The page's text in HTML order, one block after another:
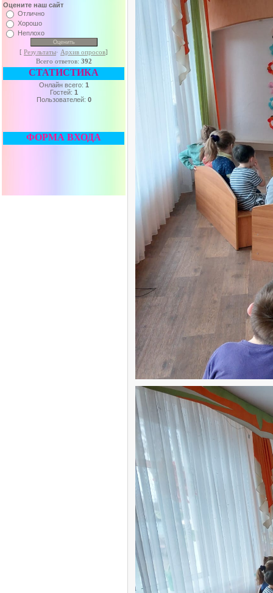
Оцените наш сайт
Отлично
Хорошо
Неплохо
[ Результаты· Архив опросов]
Всего ответов: 392
СТАТИСТИКА
Онлайн всего: 1
Гостей: 1
Пользователей: 0
ФОРМА ВХОДА